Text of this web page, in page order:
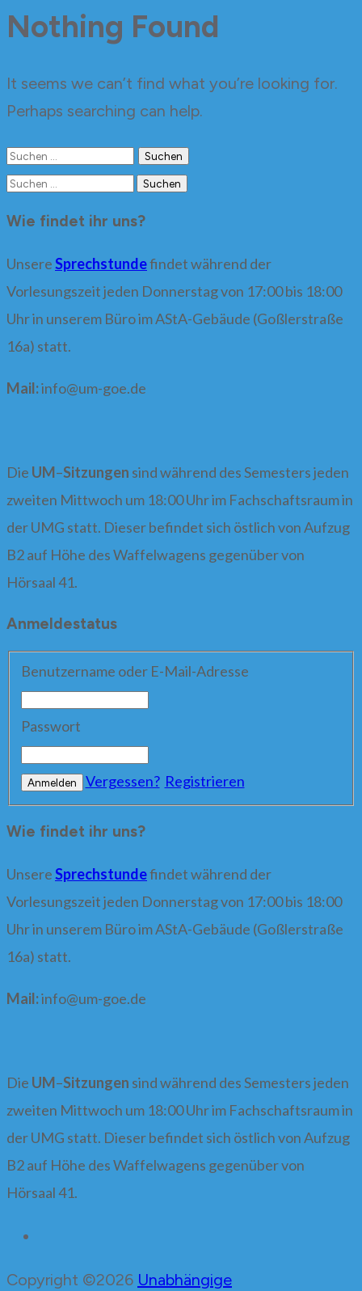
Nothing Found
It seems we can’t find what you’re looking for.
Perhaps searching can help.
Suchen
nach:
Suchen
Wie findet ihr uns?
UnsereSprechstundefindet während der
Vorlesungszeit jeden Donnerstag von 17:00 bis 18:00
Uhr in unserem Büro im AStA-Gebäude (Goßlerstraße
16a) statt.
Mail:info@um-goe.de
Die UM–Sitzungen sind während des Semesters jeden
zweiten Mittwoch um 18:00 Uhr im Fachschaftsraum in
der UMG statt. Dieser befindet sich östlich von Aufzug
B2 auf Höhe des Waffelwagens gegenüber von
Hörsaal 41.
Anmeldestatus
Benutzername oder E-Mail-Adresse
Passwort
Vergessen? Registrieren
Wie findet ihr uns?
UnsereSprechstundefindet während der
Vorlesungszeit jeden Donnerstag von 17:00 bis 18:00
Uhr in unserem Büro im AStA-Gebäude (Goßlerstraße
16a) statt.
Mail:info@um-goe.de
Die UM–Sitzungen sind während des Semesters jeden
zweiten Mittwoch um 18:00 Uhr im Fachschaftsraum in
der UMG statt. Dieser befindet sich östlich von Aufzug
B2 auf Höhe des Waffelwagens gegenüber von
Hörsaal 41.
Copyright ©2026 Unabhängige